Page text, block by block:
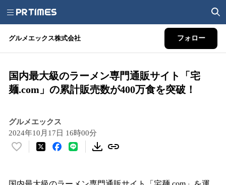
グルメエックス株式会社 フォロー
国内最大級のラーメン専門通販サイト「宅
麺.com」の累計販売数が400万食を突破！
グルメエックス
2024年10月17日 16時00分
い
！